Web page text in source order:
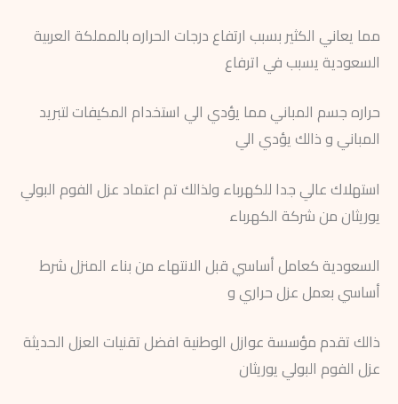
مما يعاني الكثير بسبب ارتفاع درجات الحراره بالمملكة العربية
السعودية يسبب في اترفاع
حراره جسم المباني مما يؤدي الي استخدام المكيفات لتبريد
المباني و ذالك يؤدي الي
استهلاك عالي جدا للكهرباء ولذالك تم اعتماد عزل الفوم البولي
يوريثان من شركة الكهرباء
السعودية كعامل أساسي قبل الانتهاء من بناء المنزل شرط
أساسي بعمل عزل حراري و
ذالك تقدم مؤسسة عوازل الوطنية افضل تقنيات العزل الحديثة
عزل الفوم البولي يوريثان